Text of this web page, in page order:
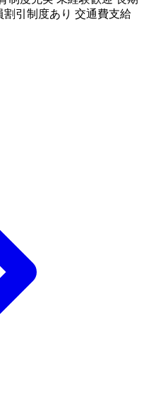
割引制度あり 交通費支給